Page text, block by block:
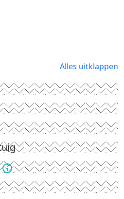
Alles uitklappen